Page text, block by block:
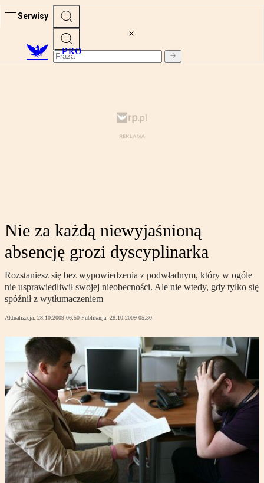
Serwisy
PRO
Nie za każdą niewyjaśnioną
absencję grozi dyscyplinarka
Rozstaniesz się bez wypowiedzenia z podwładnym, który w ogóle
nie usprawiedliwił swojej nieobecności. Ale nie wtedy, gdy tylko się
spóźnił z wytłumaczeniem
Aktualizacja: 28.10.2009 06:50 Publikacja: 28.10.2009 05:30